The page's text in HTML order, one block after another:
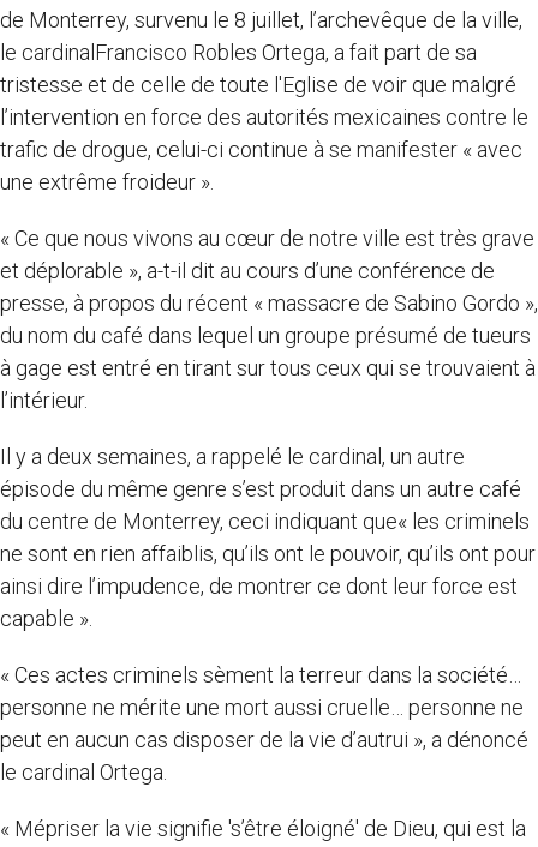
de Monterrey, survenu le 8 juillet, l’archevêque de la ville,
le cardinalFrancisco Robles Ortega, a fait part de sa
tristesse et de celle de toute l'Eglise de voir que malgré
l’intervention en force des autorités mexicaines contre le
trafic de drogue, celui-ci continue à se manifester « avec
une extrême froideur ».
« Ce que nous vivons au cœur de notre ville est très grave
et déplorable », a-t-il dit au cours d’une conférence de
presse, à propos du récent « massacre de Sabino Gordo »,
du nom du café dans lequel un groupe présumé de tueurs
à gage est entré en tirant sur tous ceux qui se trouvaient à
l’intérieur.
Il y a deux semaines, a rappelé le cardinal, un autre
épisode du même genre s’est produit dans un autre café
du centre de Monterrey, ceci indiquant que« les criminels
ne sont en rien affaiblis, qu’ils ont le pouvoir, qu’ils ont pour
ainsi dire l’impudence, de montrer ce dont leur force est
capable ».
« Ces actes criminels sèment la terreur dans la société…
personne ne mérite une mort aussi cruelle… personne ne
peut en aucun cas disposer de la vie d’autrui », a dénoncé
le cardinal Ortega.
« Mépriser la vie signifie 's’être éloigné' de Dieu, qui est la